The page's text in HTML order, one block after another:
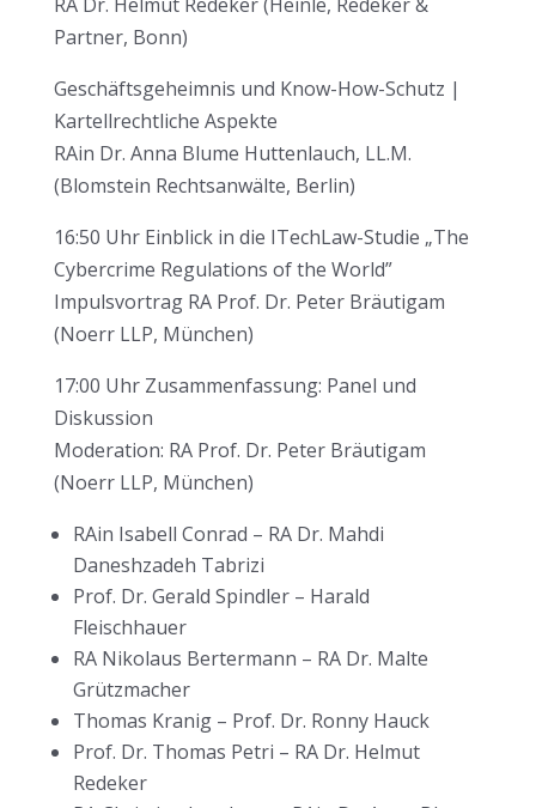
Partner, Bonn)
Geschäftsgeheimnis und Know-How-Schutz |
Kartellrechtliche Aspekte
RAin Dr. Anna Blume Huttenlauch, LL.M.
(Blomstein Rechtsanwälte, Berlin)
16:50 Uhr Einblick in die ITechLaw-Studie „The
Cybercrime Regulations of the World”
Impulsvortrag RA Prof. Dr. Peter Bräutigam
(Noerr LLP, München)
17:00 Uhr Zusammenfassung: Panel und
Diskussion
Moderation: RA Prof. Dr. Peter Bräutigam
(Noerr LLP, München)
RAin Isabell Conrad – RA Dr. Mahdi
Daneshzadeh Tabrizi
Prof. Dr. Gerald Spindler – Harald
Fleischhauer
RA Nikolaus Bertermann – RA Dr. Malte
Grützmacher
Thomas Kranig – Prof. Dr. Ronny Hauck
Prof. Dr. Thomas Petri – RA Dr. Helmut
Redeker